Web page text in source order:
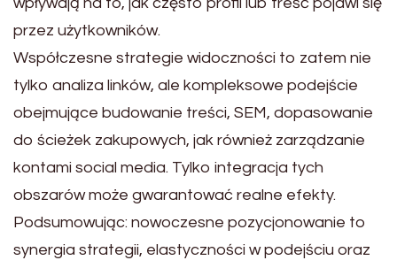
wpływają na to, jak często profil lub treść pojawi się
przez użytkowników.
Współczesne strategie widoczności to zatem nie
tylko analiza linków, ale kompleksowe podejście
obejmujące budowanie treści, SEM, dopasowanie
do ścieżek zakupowych, jak również zarządzanie
kontami social media. Tylko integracja tych
obszarów może gwarantować realne efekty.
Podsumowując: nowoczesne pozycjonowanie to
synergia strategii, elastyczności w podejściu oraz